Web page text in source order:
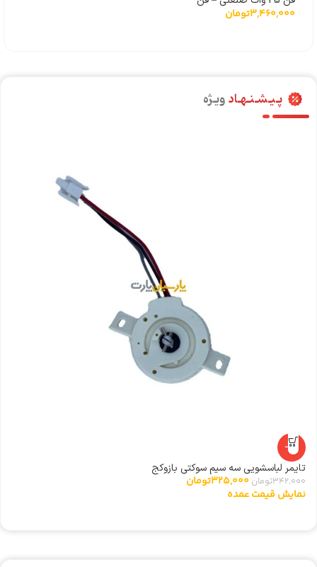
آبسردکن و یخچال ویترینی
3,460,000تومان
پـیـشـنـهـادویـژه
-5%
تایمر لباسشویی سه سیم سوکتی بازوکج
342,000تومان 325,000تومان
نمایش قیمت عمده